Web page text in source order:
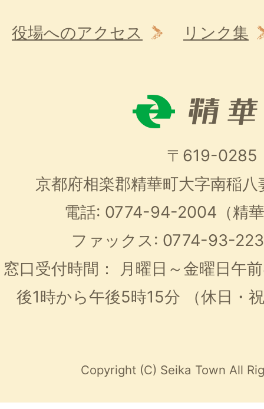
役場へのアクセス リンク集
〒619-0285
京都府相楽郡精華町大字南稲
電話: 0774-94-2004（精
ファックス: 0774-93-
窓口受付時間：
月曜日～金曜日午
後1時から午後5時15分
（休日・
Copyright (C) Seika Town All